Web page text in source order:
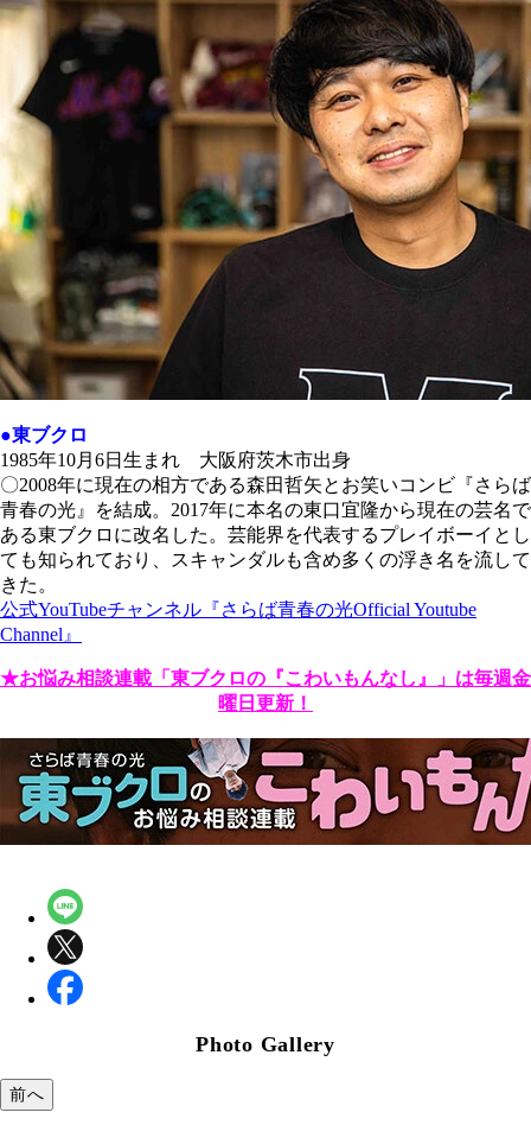
●東ブクロ
1985年10月6日生まれ 大阪府茨木市出身
〇2008年に現在の相方である森田哲矢とお笑いコンビ『さらば
青春の光』を結成。2017年に本名の東口宜隆から現在の芸名で
ある東ブクロに改名した。芸能界を代表するプレイボーイとし
ても知られており、スキャンダルも含め多くの浮き名を流して
きた。
公式YouTubeチャンネル『さらば青春の光Official Youtube
Channel』
★お悩み相談連載「東ブクロの『こわいもんなし』」は毎週金
曜日更新！
Photo Gallery
前へ